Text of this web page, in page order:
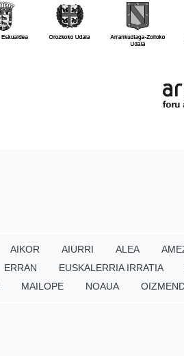
AIKOR AIURRI ALEA
ERRAN EUSKALERRIA IRRATIA
MAILOPE NOAUA